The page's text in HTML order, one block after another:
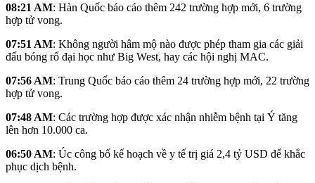
08:21 AM: Hàn Quốc báo cáo thêm 242 trường hợp mới, 6 trường
hợp tử vong.
07:51 AM: Không người hâm mộ nào được phép tham gia các giải
đấu bóng rổ đại học như Big West, hay các hội nghị MAC.
07:56 AM: Trung Quốc báo cáo thêm 24 trường hợp mới, 22 trường
hợp tử vong.
07:48 AM: Các trường hợp được xác nhận nhiễm bệnh tại Ý tăng
lên hơn 10.000 ca.
06:50 AM: Úc công bố kế hoạch về y tế trị giá 2,4 tỷ USD để khắc
phục dịch bệnh.